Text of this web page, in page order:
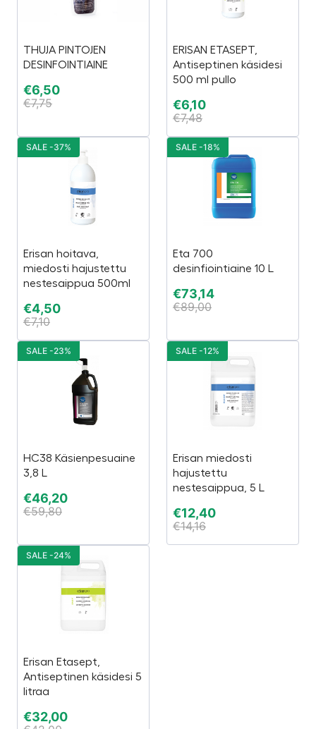
THUJA PINTOJEN
DESINFOINTIAINE
€6,50
€7,75
ERISAN ETASEPT,
Antiseptinen käsidesi
500 ml pullo
€6,10
€7,48
Erisan hoitava,
miedosti hajustettu
nestesaippua 500ml
€4,50
€7,10
SALE -37%
Eta 700
desinfiointiaine 10 L
€73,14
€89,00
SALE -18%
HC38 Käsienpesuaine
3,8 L
€46,20
€59,80
SALE -23%
Erisan miedosti
hajustettu
nestesaippua, 5 L
€12,40
€14,16
SALE -12%
Erisan Etasept,
Antiseptinen käsidesi 5
litraa
€32,00
SALE -24%